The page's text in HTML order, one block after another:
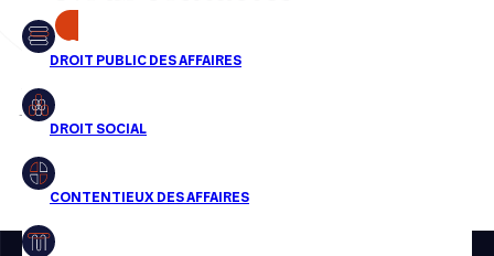
Fiscalité
Droit public des affaires
Droit social
Droit immobilier
Restructuring
transactions, jour après
jour
Aucun résultats pour cette recherche